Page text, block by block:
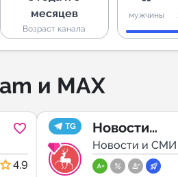
месяцев
Возраст канала
мужчины
и MAX
4.9
TG
Новости
области
Новости и СМИ